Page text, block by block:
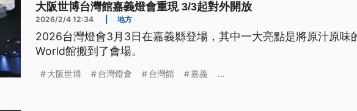
大阪世博台灣館嘉義燈會重現 3/3起對外開放
2026/2/4 12:34 地方
2026台灣燈會3月3日在嘉義縣登場，其中一大亮點是將原汁原味
World館搬到了會場。
大阪世博 台灣燈會 台灣館 嘉義 ...